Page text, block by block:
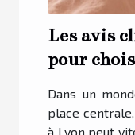
Les avis
pour
Dans un
place
à Lyon peut